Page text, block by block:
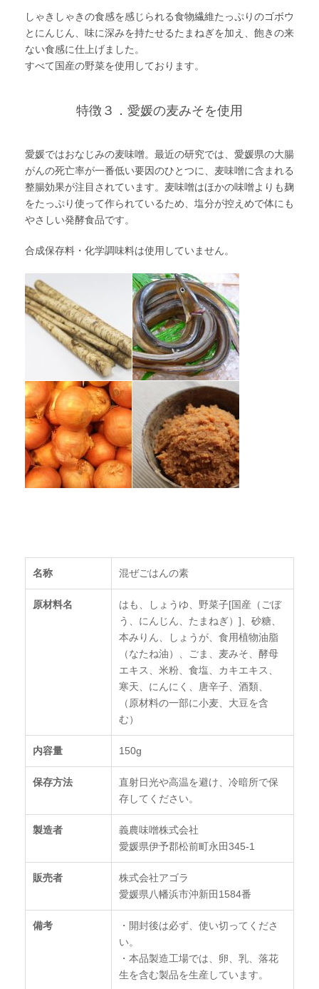
しゃきしゃきの食感を感じられる食物繊維たっぷりのゴボウ
とにんじん、味に深みを持たせるたまねぎを加え、飽きの来
ない食感に仕上げました。
すべて国産の野菜を使用しております。
特徴３．愛媛の麦みそを使用
愛媛ではおなじみの麦味噌。最近の研究では、愛媛県の大腸
がんの死亡率が一番低い要因のひとつに、麦味噌に含まれる
整腸効果が注目されています。麦味噌はほかの味噌よりも麹
をたっぷり使って作られているため、塩分が控えめで体にも
やさしい発酵食品です。
合成保存料・化学調味料は使用していません。
名称 混ぜごはんの素
原材料名
はも、しょうゆ、野菜子[国産（ごぼ
う、にんじん、たまねぎ）]、砂糖、
本みりん、しょうが、食用植物油脂
（なたね油）、ごま、麦みそ、酵母
エキス、米粉、食塩、カキエキス、
寒天、にんにく、唐辛子、酒類、
（原材料の一部に小麦、大豆を含
む）
内容量 150g
保存方法
直射日光や高温を避け、冷暗所で保
存してください。
製造者
義農味噌株式会社
愛媛県伊予郡松前町永田345-1
販売者
株式会社アゴラ
愛媛県八幡浜市沖新田1584番
備考
・開封後は必ず、使い切ってくださ
い。
・本品製造工場では、卵、乳、落花
生を含む製品を生産しています。